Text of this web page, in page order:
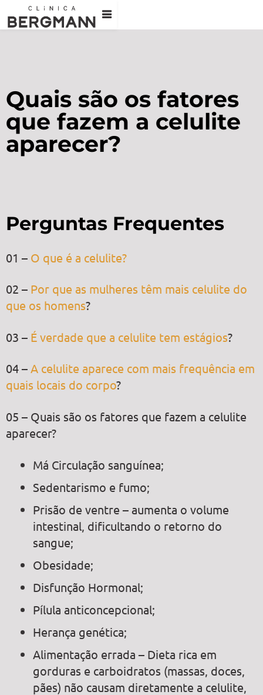
Quais são os fatores
que fazem a celulite
aparecer?
Perguntas Frequentes
01 – O que é a celulite?
02 – Por que as mulheres têm mais celulite do
que os homens?
03 – É verdade que a celulite tem estágios?
04 – A celulite aparece com mais frequência em
quais locais do corpo?
05 – Quais são os fatores que fazem a celulite
aparecer?
Má Circulação sanguínea;
Sedentarismo e fumo;
Prisão de ventre – aumenta o volume
intestinal, dificultando o retorno do
sangue;
Obesidade;
Disfunção Hormonal;
Pílula anticoncepcional;
Herança genética;
Alimentação errada – Dieta rica em
gorduras e carboidratos (massas, doces,
pães) não causam diretamente a celulite,